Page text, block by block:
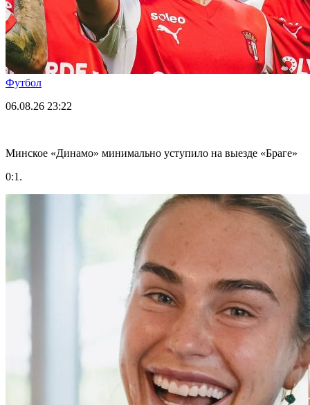
Футбол
06.08.26 23:22
Минское «Динамо» минимально уступило на выезде «Браге»
0:1.